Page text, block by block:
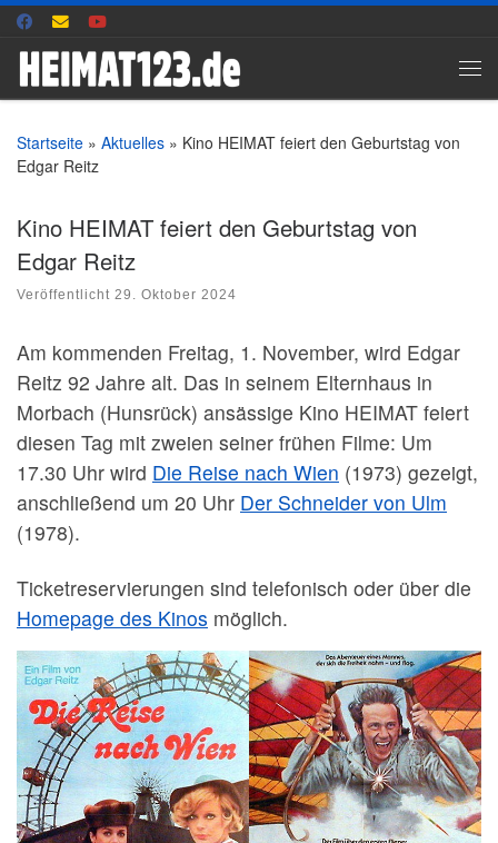
Zum Inhalt springen
Startseite » Aktuelles » Kino HEIMAT feiert den Geburtstag von
Edgar Reitz
Kino HEIMAT feiert den Geburtstag von
Edgar Reitz
Veröffentlicht 29. Oktober 2024
Am kommenden Freitag, 1. November, wird Edgar
Reitz 92 Jahre alt. Das in seinem Elternhaus in
Morbach (Hunsrück) ansässige Kino HEIMAT feiert
diesen Tag mit zweien seiner frühen Filme: Um
17.30 Uhr wird Die Reise nach Wien (1973) gezeigt,
anschließend um 20 Uhr Der Schneider von Ulm
(1978).
Ticketreservierungen sind telefonisch oder über die
Homepage des Kinos möglich.